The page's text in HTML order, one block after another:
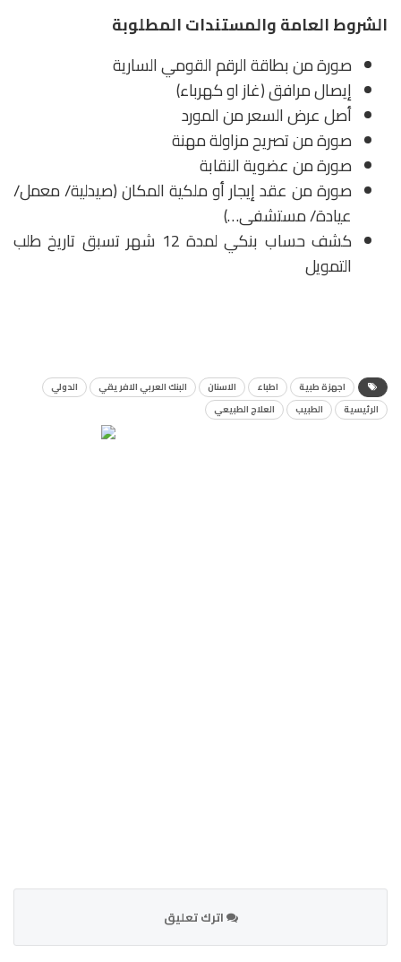
الشروط العامة والمستندات المطلوبة
صورة من بطاقة الرقم القومي السارية
إيصال مرافق (غاز او كهرباء)
أصل عرض السعر من المورد
صورة من تصريح مزاولة مهنة
صورة من عضوية النقابة
صورة من عقد إيجار أو ملكية المكان (صيدلية/ معمل/
عيادة/ مستشفى…)
كشف حساب بنكي لمدة 12 شهر تسبق تاريخ طلب
التمويل
اجهزة طبية اطباء الاسنان البنك العربي الافريقي
الدولي
الرئيسية
الطبيب العلاج الطبيعي
اترك تعليق